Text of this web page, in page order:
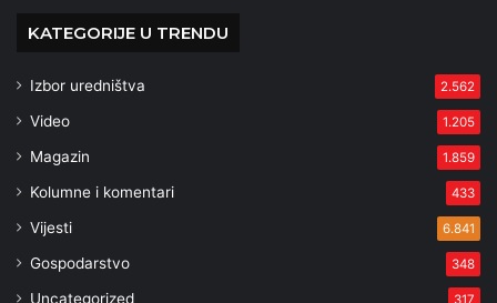
KATEGORIJE U TRENDU
Izbor uredništva 2.562
Video 1.205
Magazin 1.859
Kolumne i komentari 433
Vijesti 6.841
Gospodarstvo 348
Uncategorized